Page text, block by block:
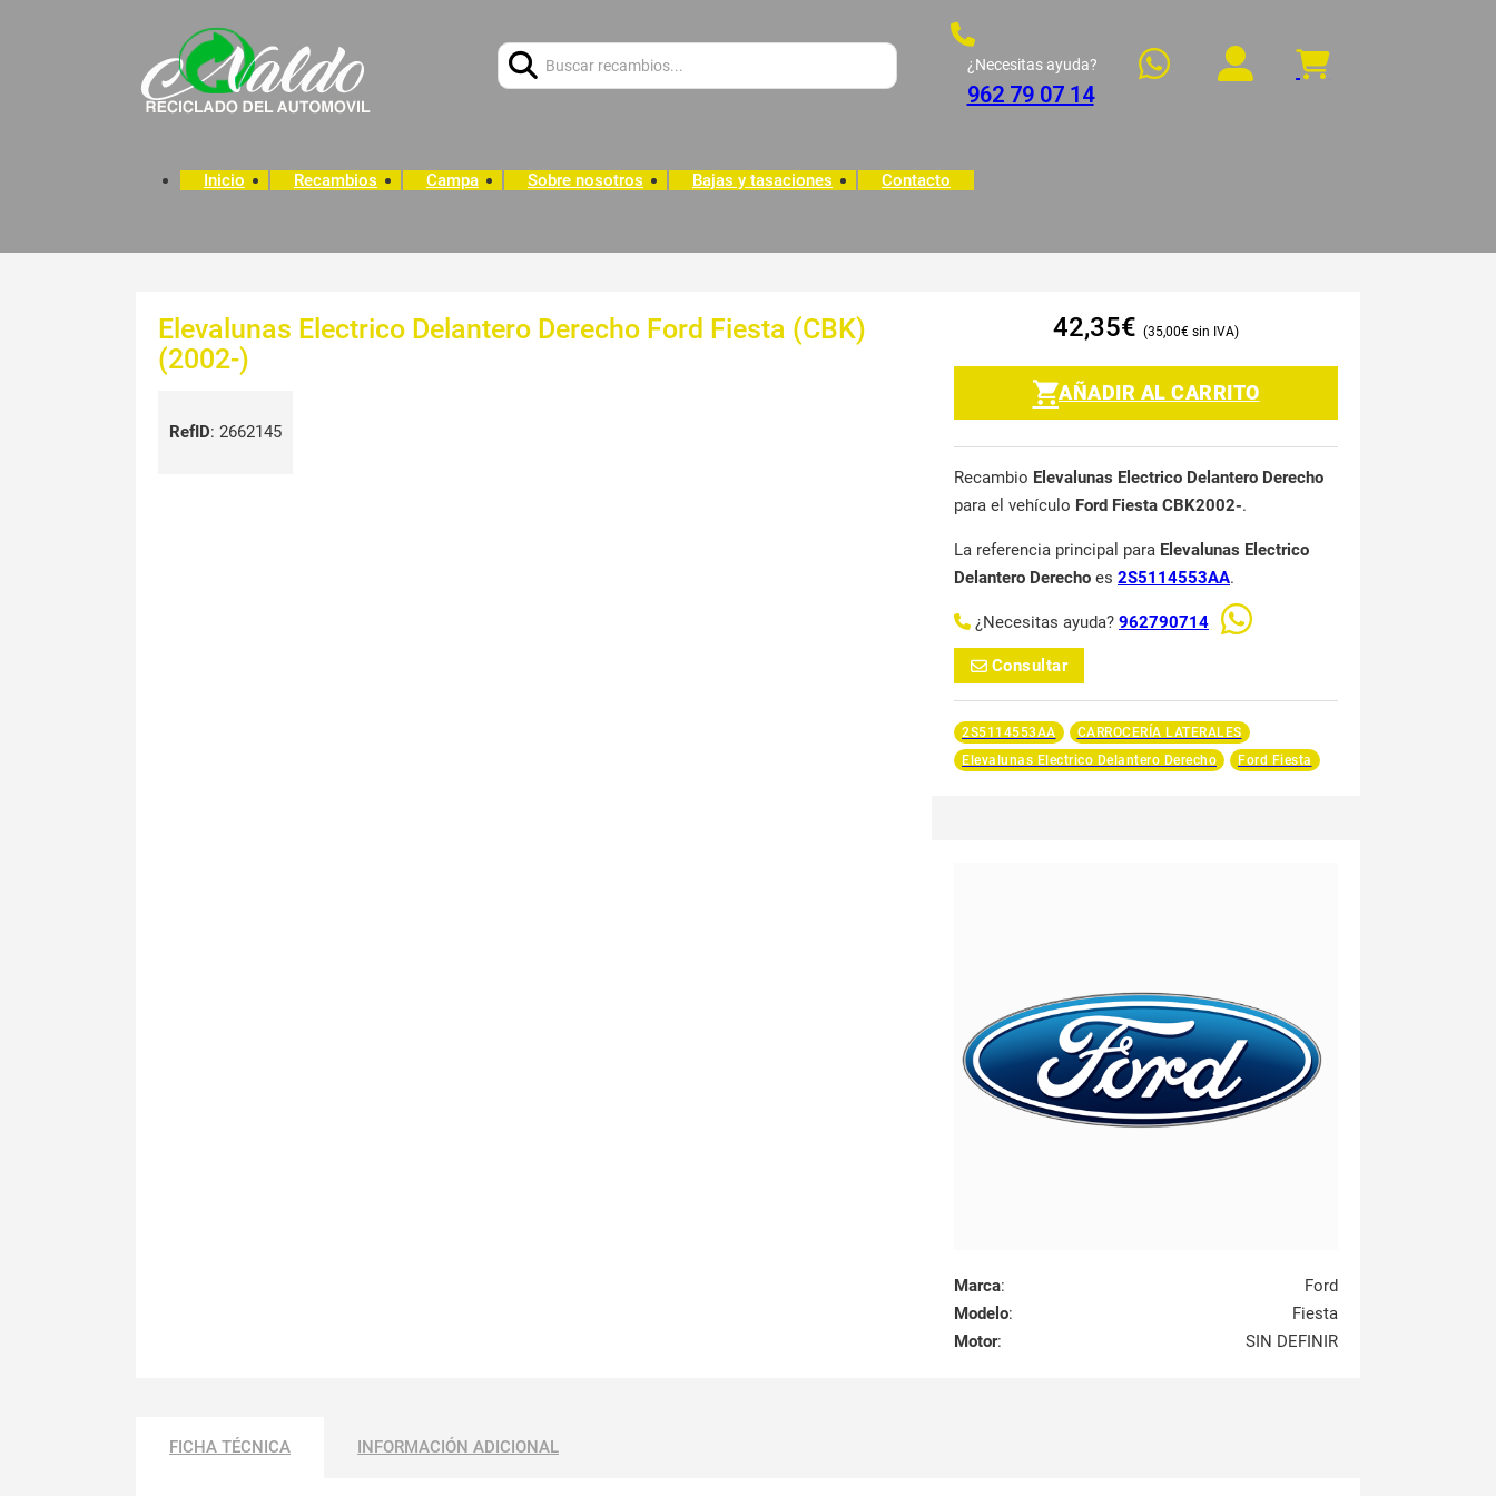
¿Necesitas ayuda?
962 79 07 14
Inicio Recambios Campa Sobre nosotros Bajas y tasaciones Contacto
Elevalunas Electrico Delantero Derecho Ford Fiesta (CBK)
(2002-)
RefID: 2662145
42,35€ 35,00€
AÑADIR AL CARRITO
Recambio Elevalunas Electrico Delantero Derecho
para el vehículo Ford Fiesta CBK2002-.
La referencia principal para Elevalunas Electrico
Delantero Derecho es 2S5114553AA.
¿Necesitas ayuda? 962790714
Consultar
2S5114553AA
CARROCERÍA LATERALES
Elevalunas Electrico Delantero Derecho
Ford Fiesta
Marca:
Ford
Modelo:
Fiesta
Motor: SIN DEFINIR
FICHA TÉCNICA INFORMACIÓN ADICIONAL